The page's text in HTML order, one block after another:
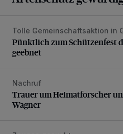
Pünktlich zum Schützenfest
Tolle Gemeinschaftsaktion in
Pünktlich zum Schützenfest
geebnet
Trauer um Heimatforscher
Nachruf
Trauer um Heimatforscher
Wagner